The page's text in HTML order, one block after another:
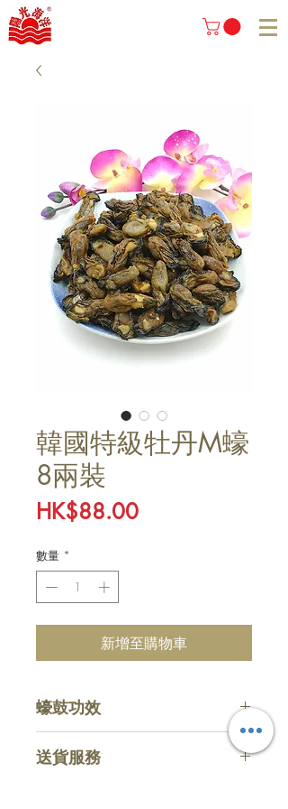
韓國特級牡丹M蠔
8兩裝
HK$88.00價
數量 *
新增至購物車
蠔鼓功效
補血補鈣，養肝排毒，加快新陳代
謝，抗氧化養顏。
送貨服務